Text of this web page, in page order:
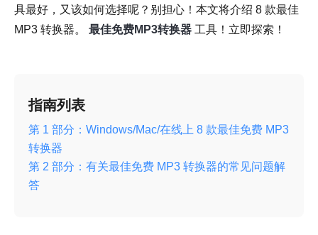
具最好，又该如何选择呢？别担心！本文将介绍 8 款最佳
MP3 转换器。 最佳免费MP3转换器 工具！立即探索！
指南列表
第 1 部分：Windows/Mac/在线上 8 款最佳免费 MP3
转换器
第 2 部分：有关最佳免费 MP3 转换器的常见问题解
答